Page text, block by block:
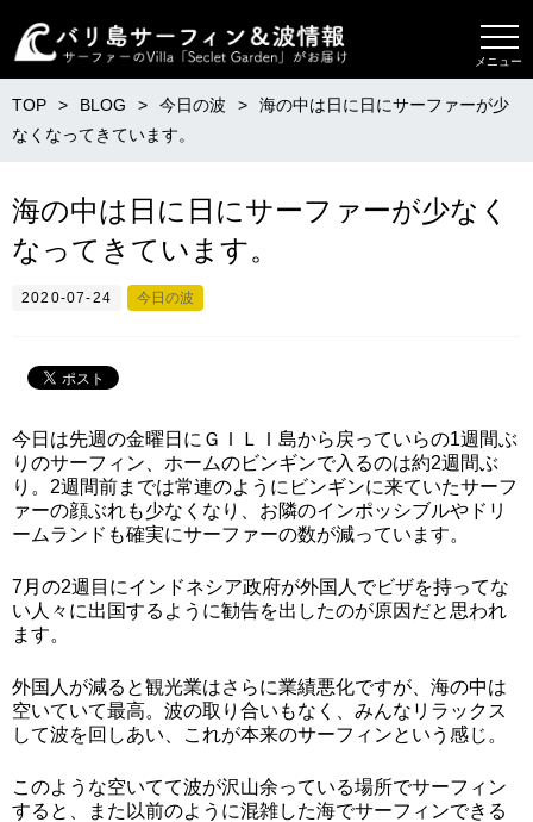
メニュー
TOP BLOG 今日の波
海の中は日に日にサーファーが少
なくなってきています。
海の中は日に日にサーファーが少なく
なってきています。
2020-07-24 今日の波
今日は先週の金曜日にＧＩＬＩ島から戻っていらの1週間ぶ
りのサーフィン、ホームのビンギンで入るのは約2週間ぶ
り。2週間前までは常連のようにビンギンに来ていたサーフ
ァーの顔ぶれも少なくなり、お隣のインポッシブルやドリ
ームランドも確実にサーファーの数が減っています。
7月の2週目にインドネシア政府が外国人でビザを持ってな
い人々に出国するように勧告を出したのが原因だと思われ
ます。
外国人が減ると観光業はさらに業績悪化ですが、海の中は
空いていて最高。波の取り合いもなく、みんなリラックス
して波を回しあい、これが本来のサーフィンという感じ。
このような空いてて波が沢山余っている場所でサーフィン
すると、また以前のように混雑した海でサーフィンできる